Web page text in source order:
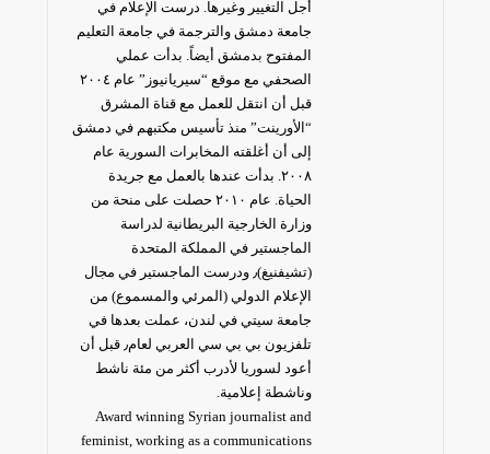
أجل التغيير وغيرها. درست الإعلام في
جامعة دمشق والترجمة في جامعة التعليم
المفتوح بدمشق أيضاً. بدأت عملي
الصحفي مع موقع “سيريانيوز” عام ٢٠٠٤
قبل أن انتقل للعمل مع قناة المشرق
“الأورينت” منذ تأسيس مكتبهم في دمشق
إلى أن أغلقته المخابرات السورية عام
٢٠٠٨. بدأت عندها بالعمل مع جريدة
الحياة. عام ٢٠١٠ حصلت على منحة من
وزارة الخارجية البريطانية لدراسة
الماجستير في المملكة المتحدة
(تشيفنيغ)٫ ودرست الماجستير في مجال
الإعلام الدولي (المرئي والمسموع) من
جامعة سيتي في لندن، عملت بعدها في
تلفزيون بي بي سي العربي لعام٫ قبل أن
أعود لسوريا لأدرب أكثر من مئة ناشط
وناشطة إعلامية.
Award winning Syrian journalist and
feminist, working as a communications